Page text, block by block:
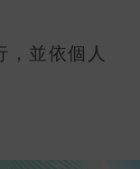
，並依個人